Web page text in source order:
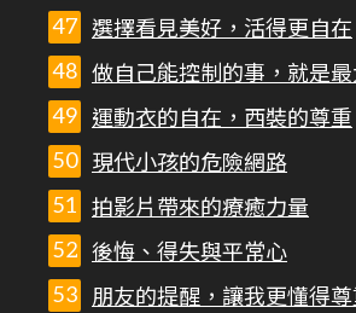
選擇看見美好，活得更自在
做自己能控制的事，就是
運動衣的自在，西裝的尊重
現代小孩的危險網路
拍影片帶來的療癒力量
後悔、得失與平常心
朋友的提醒，讓我更懂得尊